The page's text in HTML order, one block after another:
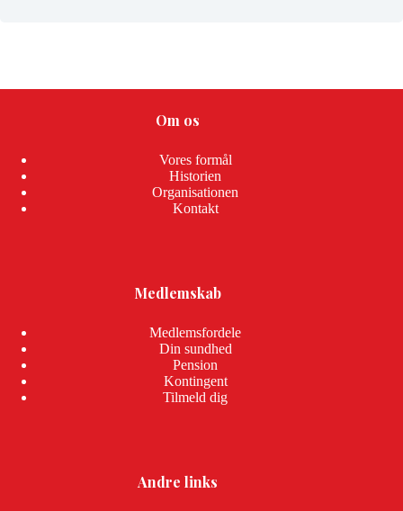
Om os
Vores formål
Historien
Organisationen
Kontakt
Medlemskab
Medlemsfordele
Din sundhed
Pension
Kontingent
Tilmeld dig
Andre links